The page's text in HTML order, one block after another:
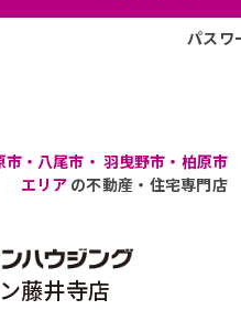
パスワ
市・八尾市・ 羽曳野市・柏原市
エリア の不動産・住宅専門店
藤井寺店